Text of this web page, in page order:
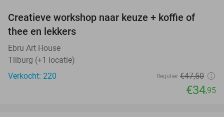
26%
Creatieve workshop naar keuze + koffie of
thee en lekkers
Ebru Art House
Tilburg (+1 locatie)
Verkocht: 220
Regulier €47,50
€34,95